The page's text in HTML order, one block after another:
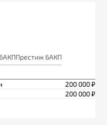
Престиж 6АКП
200 000 ₽
200 000 ₽